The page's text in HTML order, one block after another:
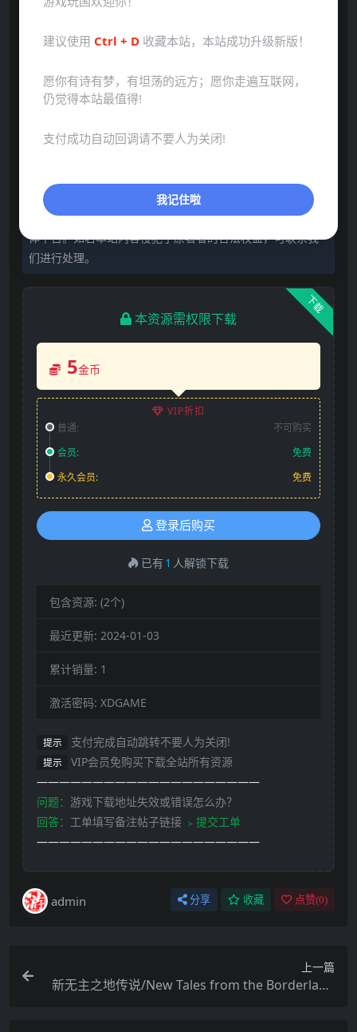
创发布。任何个人或组织，在未征得本站同意时，禁止复
制、盗用、采集、发布本站内容到任何网站、书籍等各类媒
体平台。如若本站内容侵犯了原著者的合法权益，可联系我
们进行处理。
下载
本资源需权限下载
5金币
VIP折扣
普通:
不可购买
会员:
免费
永久会员:
免费
登录后购买
已有 1 人解锁下载
包含资源: (2个)
最近更新: 2024-01-03
累计销量: 1
激活密码: XDGAME
提示 支付完成自动跳转不要人为关闭!
提示
VIP会员免购买下载全站所有资源
————————————————————
问题： 游戏下载地址失效或错误怎么办？
回答： 工单填写备注帖子链接 ﹥提交工单
————————————————————
admin 分享 收藏 点赞(0)
上一篇
新无主之地传说/New Tales from the Borderland
建议使用 Ctrl + D 收藏本站，本站成功升级新版！
愿你有诗有梦，有坦荡的远方；愿你走遍互联网，
仍觉得本站最值得!
支付成功自动回调请不要人为关闭!
我记住啦